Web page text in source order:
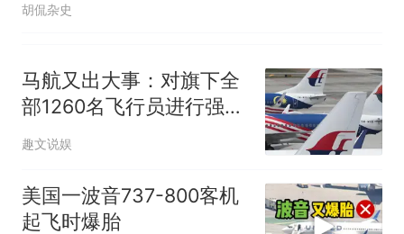
胡侃杂史
马航又出大事：对旗下全
部1260名飞行员进行强制
性毒品检测
趣文说娱
美国一波音737-800客机
起飞时爆胎